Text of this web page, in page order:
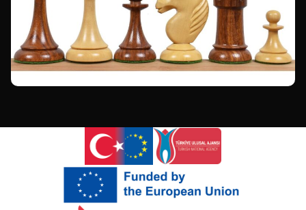
Macedonian
Romanian
Albanian
Greek
Italian
Arabic